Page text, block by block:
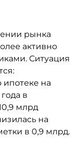
рынка
активно
Ситуация
на
в
млрд
на
в 0,9 млрд.